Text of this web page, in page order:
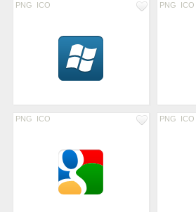
PNG ICO PNG ICO
PNG ICO PNG ICO